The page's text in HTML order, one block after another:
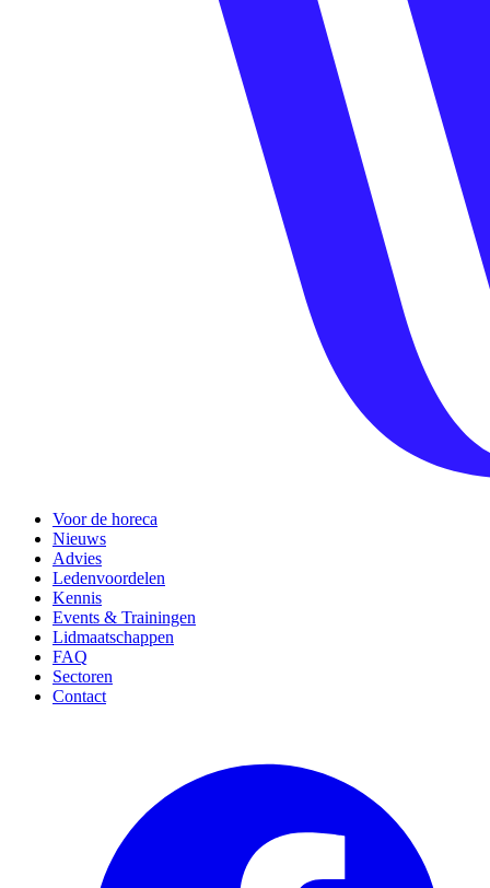
Voor de horeca
Nieuws
Advies
Ledenvoordelen
Kennis
Events & Trainingen
Lidmaatschappen
FAQ
Sectoren
Contact